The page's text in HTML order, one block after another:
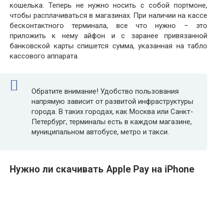
кошелька. Теперь не нужно носить с собой портмоне,
чтобы расплачиваться в магазинах. При наличии на кассе
бесконтактного терминала, все что нужно – это
приложить к нему айфон и с заранее привязанной
банковской карты спишется сумма, указанная на табло
кассового аппарата.
Обратите внимание! Удобство пользования
напрямую зависит от развитой инфраструктуры
города. В таких городах, как Москва или Санкт-
Петербург, терминалы есть в каждом магазине,
муниципальном автобусе, метро и такси.
Нужно ли скачивать Apple Pay на iPhone